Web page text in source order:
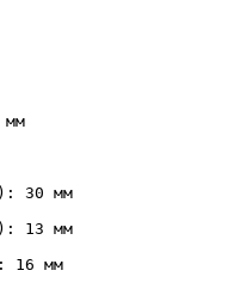
30 мм
13 мм
16 мм